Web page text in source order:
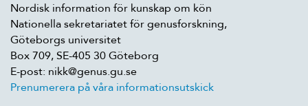
Nordisk information för kunskap om kön
Nationella sekretariatet för genusforskning,
Göteborgs universitet
Box 709, SE-405 30 Göteborg
E-post: nikk@genus.gu.se
Prenumerera på våra informationsutskick